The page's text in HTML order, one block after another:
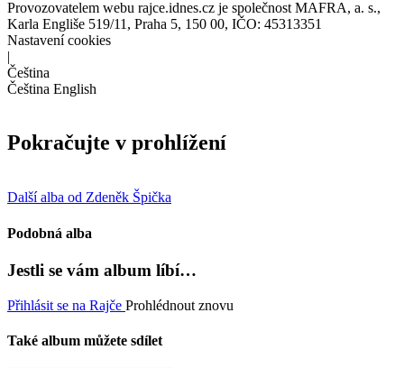
Provozovatelem webu rajce.idnes.cz je společnost MAFRA, a. s.,
Karla Engliše 519/11, Praha 5, 150 00, IČO: 45313351
Nastavení cookies
|
Čeština
Čeština English
Pokračujte v prohlížení
Další alba od Zdeněk Špička
Podobná alba
Jestli se vám album líbí…
Přihlásit se na Rajče Prohlédnout znovu
Také album můžete sdílet